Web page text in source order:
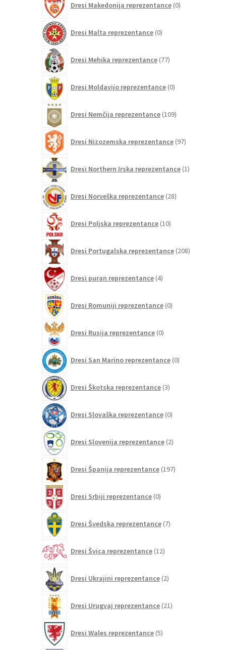
Dresi Makedonija reprezentance 0izdelkov
Dresi Malta reprezentance 0izdelkov
Dresi Mehika reprezentance 77izdelkov
Dresi Moldavijo reprezentance 0izdelkov
Dresi Nemčija reprezentance 109izdelkov
Dresi Nizozemska reprezentance 97izdelkov
Dresi Northern Irska reprezentance 1izdelek
Dresi Norveška reprezentance 28izdelkov
Dresi Poljska reprezentance 10izdelkov
Dresi Portugalska reprezentance 208izdelkov
Dresi puran reprezentance 4izdelki
Dresi Romuniji reprezentance 0izdelkov
Dresi Rusija reprezentance 0izdelkov
Dresi San Marino reprezentance 0izdelkov
Dresi Škotska reprezentance 3izdelki
Dresi Slovaška reprezentance 0izdelkov
Dresi Slovenija reprezentance 2izdelka
Dresi Španija reprezentance 197izdelkov
Dresi Srbiji reprezentance 0izdelkov
Dresi Švedska reprezentance 7izdelkov
Dresi Švica reprezentance 12izdelkov
Dresi Ukrajini reprezentance 2izdelka
Dresi Urugvaj reprezentance 21izdelkov
Dresi Wales reprezentance 5izdelkov